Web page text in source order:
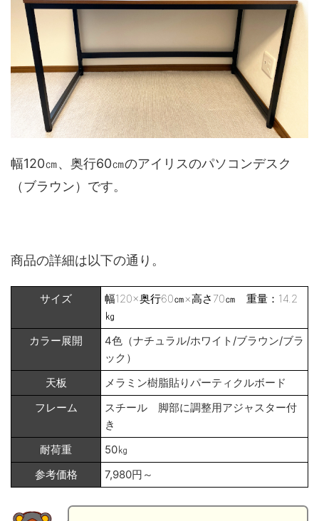
幅120㎝、奥行60㎝のアイリスのパソコンデスク
（ブラウン）です。
商品の詳細は以下の通り。
サイズ
幅120×奥行60㎝×高さ70㎝ 重量：14.2
㎏
カラー展開
4色（ナチュラル/ホワイト/ブラウン/ブラ
ック）
天板
メラミン樹脂貼りパーティクルボード
フレーム
スチール 脚部に調整用アジャスター付
き
耐荷重
50㎏
参考価格
7,980円～